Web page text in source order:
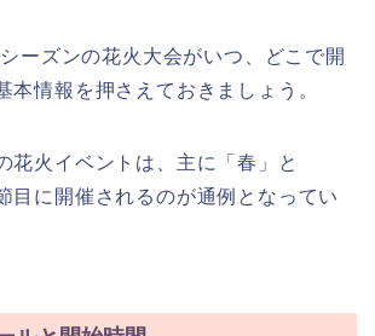
ーズンの花火大会がいつ、どこで開
本情報を押さえておきましょう。
花火イベントは、主に「春」と
目に開催されるのが通例となってい